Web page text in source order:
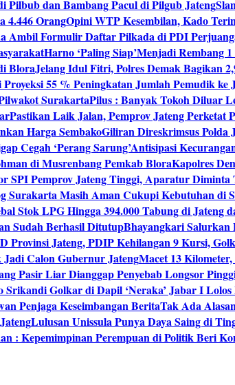
Pilbub dan Bambang Pacul di Pilgub Jateng
4.446 OrangOpini WTP Kesembilan, Kado
Ambil Formulir Daftar Pilkada di PDI
Harno ‘Paling Siap’Menjadi Rembang
BloraJelang Idul Fitri, Polres Demak Bagikan
55 % Peningkatan Jumlah Pemudik ke
SurakartaPilus : Banyak Tokoh Diluar
Pastikan Laik Jalan, Pemprov Jateng
Harga SembakoGiliran Direskrimsus Polda
Cegah ‘Perang Sarung’Antisipasi
di Musrenbang Pemkab BloraKapolres
SPI Pemprov Jateng Tinggi, Aparatur Diminta
Surakarta Masih Aman Cukupi Kebutuhan di
Stok LPG Hingga 394.000 Tabung di Jateng
Sudah Berhasil DitutupBhayangkari
Provinsi Jateng, PDIP Kehilangan 9 Kursi,
Jadi Calon Gubernur JatengMacet 13
Pasir Liar Dianggap Penyebab Longsor
Srikandi Golkar di Dapil ‘Neraka’ Jabar I Lolos
Penjaga Keseimbangan BeritaTak Ada
Lulusan Unissula Punya Daya Saing di
: Kepemimpinan Perempuan di Politik Beri